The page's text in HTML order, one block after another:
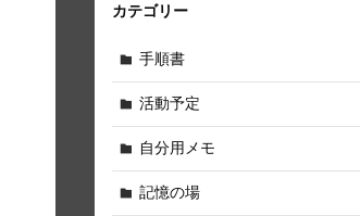
カテゴリー
手順書
活動予定
自分用メモ
記憶の場